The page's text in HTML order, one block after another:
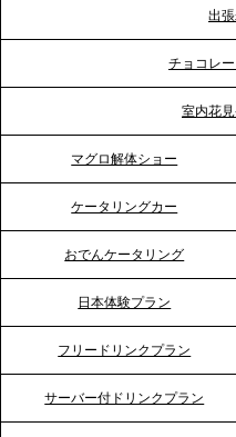
2026.5.12
プレスリリースのご案
プレスリリースのご案
イッチに。新入社員研
テーブル、横浜事務所
ビス提供体制を強化し
出
チョコレ
室内花
マグロ解体ショー
ケータリングカー
おでんケータリング
日本体験プラン
フリードリンクプラン
サーバー付ドリンクプラン